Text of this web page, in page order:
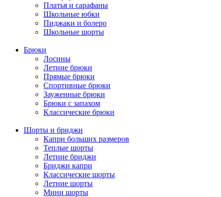
Платья и сарафаны
Школьные юбки
Пиджаки и болеро
Школьные шорты
Брюки
Лосины
Летние брюки
Прямые брюки
Спортивные брюки
Зауженные брюки
Брюки с запахом
Классические брюки
Шорты и бриджи
Капри больших размеров
Теплые шорты
Летние бриджи
Бриджи капри
Классические шорты
Летние шорты
Мини шорты